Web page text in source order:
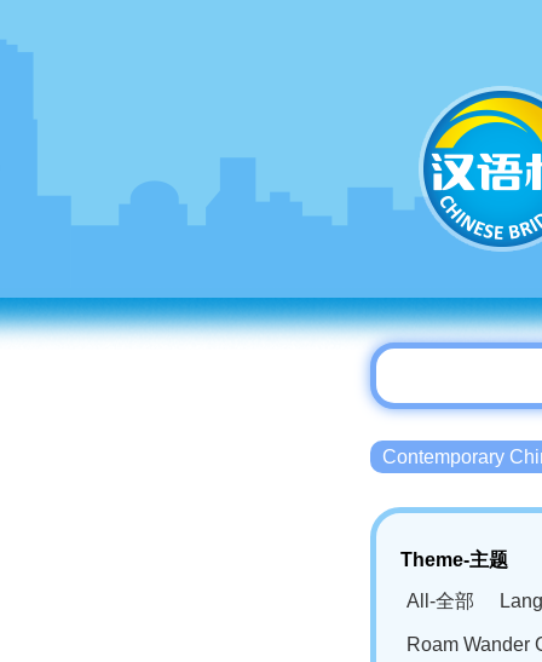
Contemporary
Theme-主题
All-全部
Roam Wander